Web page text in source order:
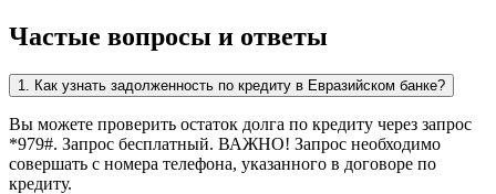
Частые вопросы и ответы
1. Как узнать задолженность по кредиту в Евразийском банке?
Вы можете проверить остаток долга по кредиту через запрос
*979#. Запрос бесплатный. ВАЖНО! Запрос необходимо
совершать с номера телефона, указанного в договоре по
кредиту.